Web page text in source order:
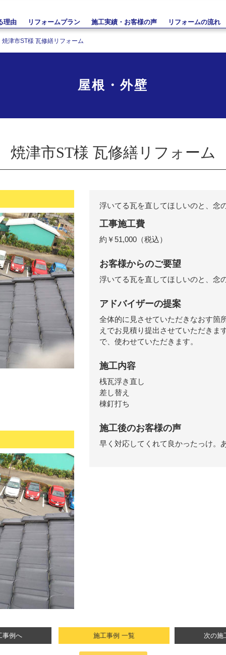
理由 リフォームプラン 施工実績・お客様の声 リフォームの流れ
焼津市ST様 瓦修繕リフォーム
屋根・外壁
焼津市ST様 瓦修繕リフォーム
浮いてる瓦を直してほしいのと、念
工事施工費
約￥51,000（税込）
お客様からのご要望
浮いてる瓦を直してほしいのと、念
アドバイザーの提案
全体的に見させていただきなおす箇
えでお見積り提出させていただきま
で、使わせていただきます。
施工内容
桟瓦浮き直し
差し替え
棟釘打ち
施工後のお客様の声
早く対応してくれて良かったっけ。
例へ 施工事例 一覧 次の